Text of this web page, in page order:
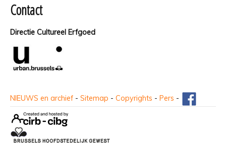
Contact
Directie Cultureel Erfgoed
NIEUWS en archief - Sitemap - Copyrights - Pers -